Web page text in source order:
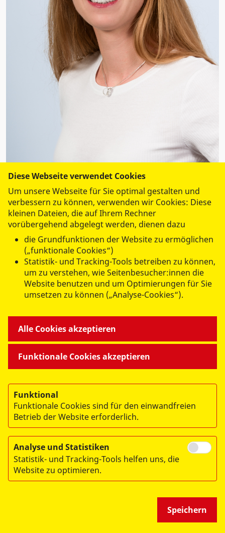
Anne Wrona
Pflegedienstleiterin Tagespflege Gera-Tinz
Tel.:0365 5513122
Fax: 0365 55 13 132
tagespflege@asb-gera.de
ASB Regionalverband Ostthüringen
e.V. Tagespflege "Grüner Weg"
Grüner Weg 4
© 2026 ASB Regionalverband Ostthüringen e.V.
Impressum
Datenschutz
Hinweisgeberschutz
Diese Webseite verwendet Cookies
Um unsere Webseite für Sie optimal gestalten und
verbessern zu können, verwenden wir Cookies: Diese
kleinen Dateien, die auf Ihrem Rechner
vorübergehend abgelegt werden, dienen dazu
die Grundfunktionen der Website zu ermöglichen
(„funktionale Cookies“)
Statistik- und Tracking-Tools betreiben zu können,
um zu verstehen, wie Seitenbesucher:innen die
Website benutzen und um Optimierungen für Sie
umsetzen zu können („Analyse-Cookies“).
Funktionale Cookies akzeptieren
Alle Cookies akzeptieren
Funktional
Funktionale Cookies sind für den einwandfreien
Betrieb der Website erforderlich.
Analyse und Statistiken
Statistik- und Tracking-Tools helfen uns, die
Website zu optimieren.
Speichern